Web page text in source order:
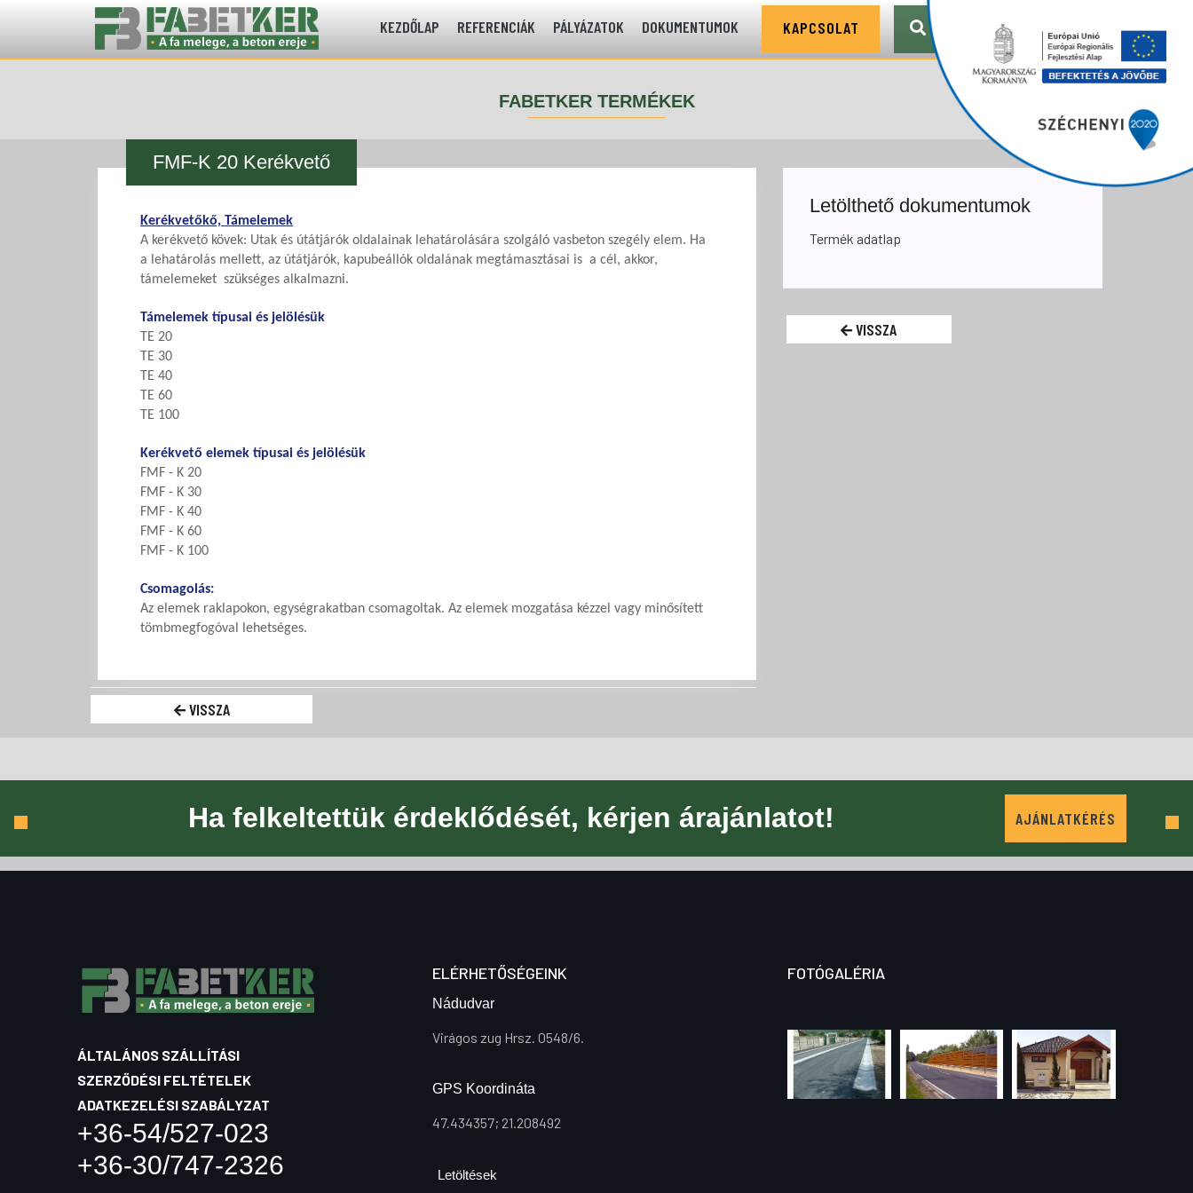
KEZDŐLAP REFERENCIÁK PÁLYÁZATOK DOKUMENTUMOK KAPCSOLAT
FABETKER TERMÉKEK
FMF-K 20 Kerékvető
Kerékvetőkő, Támelemek
A kerékvető kövek: Utak és útátjárók oldalainak lehatárolására szolgáló vasbeton szegély elem. Ha
a lehatárolás mellett, az útátjárók, kapubeállók oldalának megtámasztásai is a cél, akkor,
támelemeket szükséges alkalmazni.
Támelemek típusai és jelölésük
TE 20
TE 30
TE 40
TE 60
TE 100
Kerékvető elemek típusai és jelölésük
FMF - K 20
FMF - K 30
FMF - K 40
FMF - K 60
FMF - K 100
Csomagolás:
Az elemek raklapokon, egységrakatban csomagoltak. Az elemek mozgatása kézzel vagy minősített
tömbmegfogóval lehetséges.
VISSZA
Letölthető dokumentumok
Termék adatlap
VISSZA
Ha felkeltettük érdeklődését, kérjen árajánlatot! AJÁNLATKÉRÉS
ÁLTALÁNOS SZÁLLÍTÁSI
SZERZŐDÉSI FELTÉTELEK
ADATKEZELÉSI SZABÁLYZAT
+36-54/527-023
+36-30/747-2326
ELÉRHETŐSÉGEINK
Nádudvar
Virágos zug Hrsz. 0548/6.
GPS Koordináta
47.434357; 21.208492
Letöltések
FOTÓGALÉRIA